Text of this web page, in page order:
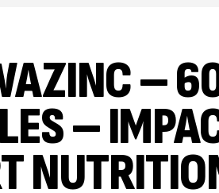
–
–